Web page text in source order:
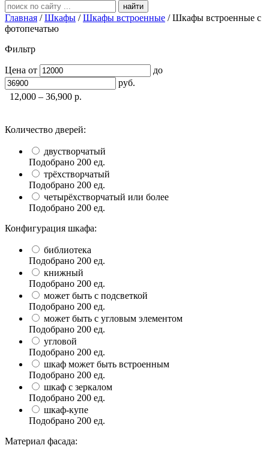
найти
Главная /Шкафы /Шкафы встроенные /Шкафы встроенные с
фотопечатью
Фильтр
Цена от
до
руб.
12,000 – 36,900 р.
Количество дверей:
двустворчатый
Подобрано 200 ед.
трёхстворчатый
Подобрано 200 ед.
четырёхстворчатый или более
Подобрано 200 ед.
Конфигурация шкафа:
библиотека
Подобрано 200 ед.
книжный
Подобрано 200 ед.
может быть с подсветкой
Подобрано 200 ед.
может быть с угловым элементом
Подобрано 200 ед.
угловой
Подобрано 200 ед.
шкаф может быть встроенным
Подобрано 200 ед.
шкаф с зеркалом
Подобрано 200 ед.
шкаф-купе
Подобрано 200 ед.
Материал фасада: